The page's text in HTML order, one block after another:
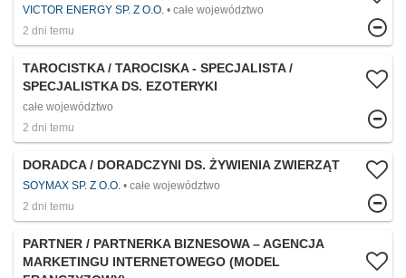
VICTOR ENERGY SP. Z O.O.
całe województwo
2 dni temu
TAROCISTKA / TAROCISKA - SPECJALISTA /
SPECJALISTKA DS. EZOTERYKI
całe województwo
2 dni temu
DORADCA / DORADCZYNI DS. ŻYWIENIA ZWIERZĄT
SOYMAX SP. Z O.O.
całe województwo
2 dni temu
PARTNER / PARTNERKA BIZNESOWA – AGENCJA
MARKETINGU INTERNETOWEGO (MODEL